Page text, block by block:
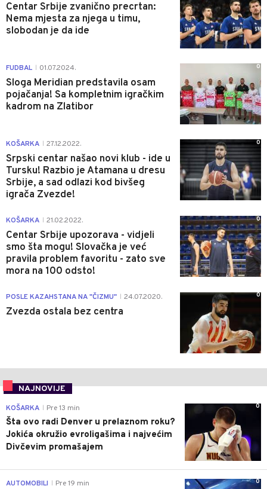
Centar Srbije zvanično precrtan:
Nema mjesta za njega u timu,
slobodan je da ide
FUDBAL 01.07.2024.
Sloga Meridian predstavila osam
pojačanja! Sa kompletnim igračkim
kadrom na Zlatibor
0
KOŠARKA 27.12.2022.
Srpski centar našao novi klub - ide u
Tursku! Razbio je Atamana u dresu
Srbije, a sad odlazi kod bivšeg
igrača Zvezde!
0
KOŠARKA 21.02.2022.
Centar Srbije upozorava - vidjeli
smo šta mogu! Slovačka je već
pravila problem favoritu - zato sve
mora na 100 odsto!
0
POSLE KAZAHSTANA NA "ČIZMU" 24.07.2020.
Zvezda ostala bez centra
0
NAJNOVIJE
0
KOŠARKA Pre 13 min
Šta ovo radi Denver u prelaznom roku?
Jokića okružio evroligašima i najvećim
Divčevim promašajem
0
AUTOMOBILI Pre 19 min